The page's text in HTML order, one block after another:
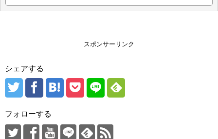
スポンサーリンク
シェアする
フォローする